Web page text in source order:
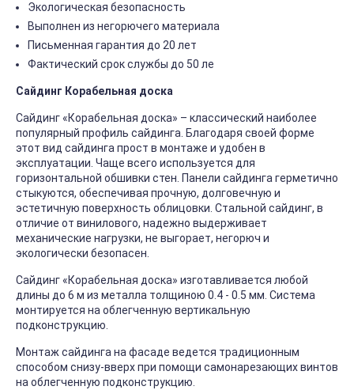
Экологическая безопасность
Выполнен из негорючего материала
Письменная гарантия до 20 лет
Фактический срок службы до 50 ле
Сайдинг Корабельная доска
Сайдинг «Корабельная доска» – классический наиболее
популярный профиль сайдинга. Благодаря своей форме
этот вид сайдинга прост в монтаже и удобен в
эксплуатации. Чаще всего используется для
горизонтальной обшивки стен. Панели сайдинга герметично
стыкуются, обеспечивая прочную, долговечную и
эстетичную поверхность облицовки. Стальной сайдинг, в
отличие от винилового, надежно выдерживает
механические нагрузки, не выгорает, негорюч и
экологически безопасен.
Сайдинг «Корабельная доска» изготавливается любой
длины до 6 м из металла толщиною 0.4 - 0.5 мм. Система
монтируется на облегченную вертикальную
подконструкцию.
Монтаж сайдинга на фасаде ведется традиционным
способом снизу-вверх при помощи самонарезающих винтов
на облегченную подконструкцию.